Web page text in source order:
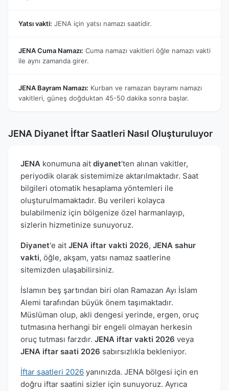
Yatsı vakti: JENA için yatsı namazı saatidir.
JENA Cuma Namazı: Cuma namazı vakitleri öğle namazı vakti
ile aynı zamanda girer.
JENA Bayram Namazı: Kurban ve ramazan bayramı namazı
vakitleri, güneş doğduktan 45-50 dakika sonra başlar.
JENA Diyanet İftar Saatleri Nasıl Oluşturuluyor
JENA konumuna ait diyanet'ten alınan vakitler,
periyodik olarak sistemimize aktarılmaktadır. Saat
bilgileri otomatik hesaplama yöntemleri ile
oluşturulmamaktadır. Bu verileri kolayca
bulabilmeniz için bölgenize özel harmanlayıp,
sizlerin hizmetinize sunuyoruz.
Diyanet'e ait JENA iftar vakti 2026, JENA sahur
vakti, öğle, akşam, yatsı namaz saatlerine
sitemizden ulaşabilirsiniz.
İslamın beş şartından biri olan Ramazan Ayı İslam
Alemi tarafından büyük önem taşımaktadır.
Müslüman olup, akli dengesi yerinde, ergen, oruç
tutmasına herhangi bir engeli olmayan herkesin
oruç tutması farzdır. JENA iftar vakti 2026 veya
JENA iftar saati 2026 sabırsızlıkla bekleniyor.
İftar saatleri 2026 yanınızda. JENA bölgesi için en
doğru iftar saatini sizler için sunuyoruz. Ayrıca